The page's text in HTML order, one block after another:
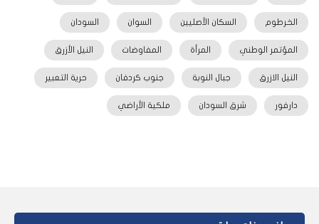
الخرطوم السكان الأصليين السوان السودان
المؤتمر الوطني المرأة المفاوضات النيل الأزرق
النيل الازرق جبال النوبة جنوب كردفان حرية التعبير
دارفور شرق السودان ملكية الأراضي